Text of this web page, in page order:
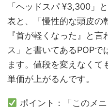
「ヘッドスパ ¥3,300」
表と、「慢性的な頭皮の
『首が軽くなった』と
ス」と書いてあるPOP
ます。値段を変えなく
単価が上がるんです。
ポイント：「このメ